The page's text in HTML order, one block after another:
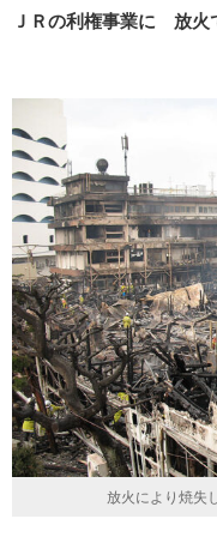
ＪＲの利権事業に 放火
放火により焼失